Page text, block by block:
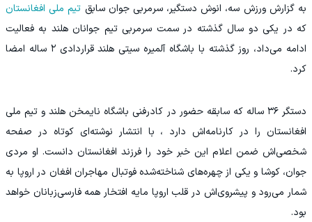
به گزارش ورزش سه، انوش دستگیر، سرمربی جوان سابق تیم ملی افغانستان
که در یکی دو سال گذشته در سمت سرمربی تیم جوانان هلند به فعالیت
ادامه می‌داد، روز گذشته با باشگاه آلمیره سیتی هلند قراردادی ۲ ساله امضا
کرد.
دستگر ۳۶ ساله که سابقه حضور در کادرفنی باشگاه نایمخن هلند و تیم ملی
افغانستان را در کارنامه‌اش دارد ، با انتشار نوشته‌ای کوتاه در صفحه
شخصی‌اش ضمن اعلام این خبر خود را فرزند افغانستان دانست. او مردی
جوان، کوشا و یکی از چهره‌های شناخته‌شده فوتبال مهاجران افغان در اروپا به
شمار می‌رود و پیشروی‌اش در قلب اروپا مایه افتخار همه فارسی‌زبانان خواهد
بود.